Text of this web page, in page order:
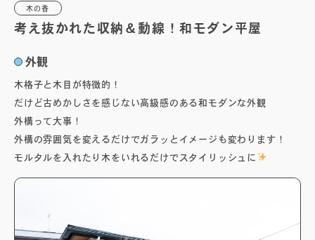
施工事例
オーナーズボイス
ブログ
会社案内
木の香
考え抜かれた収納＆動線！和モダン平屋
外観
木格子と木目が特徴的！
だけど古めかしさを感じない高級感のある和モダンな外観
外構って大事！
外構の雰囲気を変えるだけでガラッとイメージも変わります！
モルタルを入れたり木をいれるだけでスタイリッシュに